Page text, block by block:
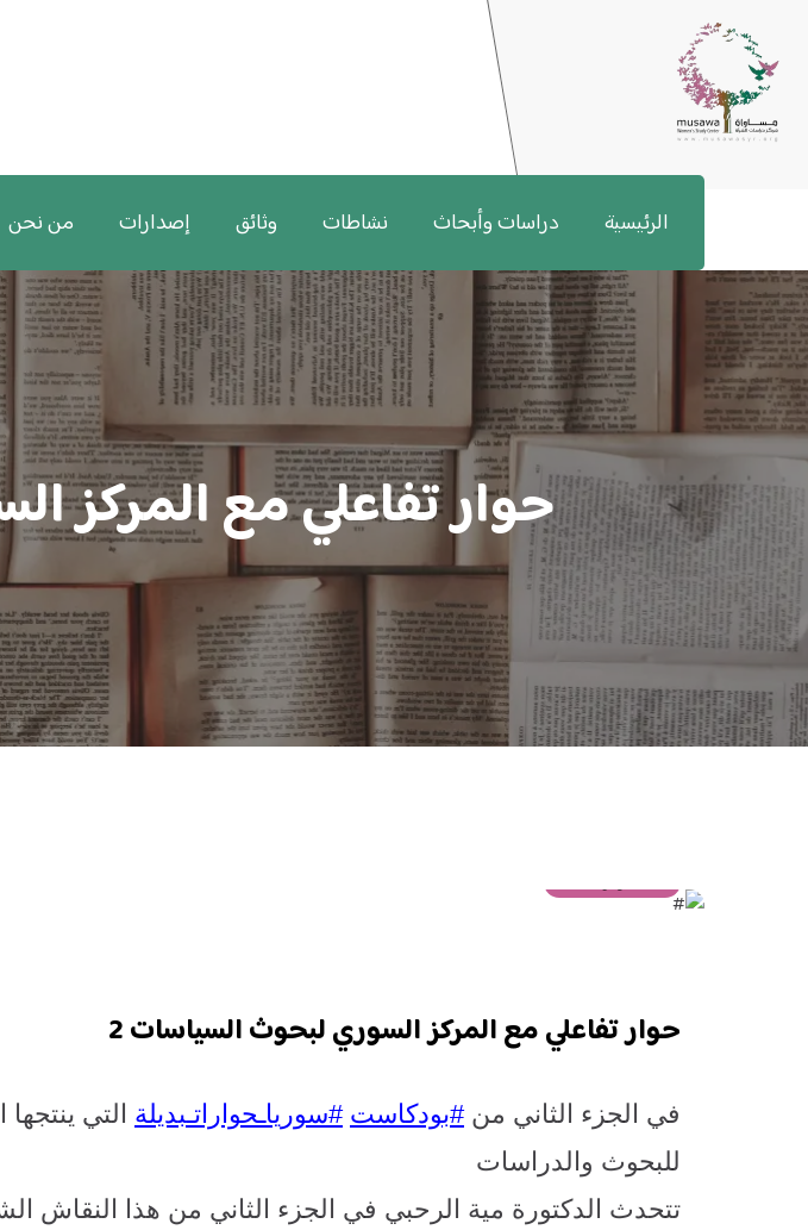
الرئيسية دراسات وأبحاث نشاطات وثائق إصدارات من نحن
حوار تفاعلي مع المركز
30 أكتوبر 2022
حوار تفاعلي مع المركز السوري لبحوث السياسات 2
في الجزء الثاني من #بودكاست #سورياـحواراتـبديلة التي
للبحوث والدراسات
تتحدث الدكتورة مية الرحبي في الجزء الثاني من هذا النقاش